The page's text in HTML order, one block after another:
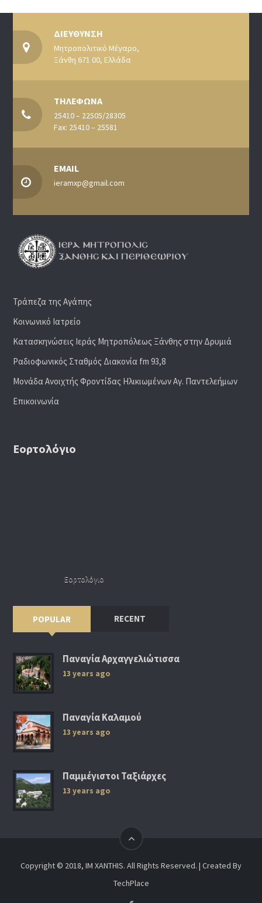
ΔΙΕΥΘΥΝΣΗ
Μητροπολιτικό Μέγαρο,
Ξάνθη 671 00, Ελλάδα
ΤΗΛΕΦΩΝΑ
25410 – 22505/28305
Fax: 25410 – 25581
EMAIL
ieramxp@gmail.com
Τράπεζα της Αγάπης
Κοινωνικό Ιατρείο
Κατασκηνώσεις Ιεράς Μητροπόλεως Ξάνθης στην Δρυμιά
Ραδιoφωνικός Σταθμός Διακονία fm 93,8
Μονάδα Ανοιχτής Φροντίδας Ηλικιωμένων Αγ. Παντελεήμων
Επικοινωνία
Εορτολόγιο
Εορτολόγιο
POPULAR RECENT
Παναγία Αρχαγγελιώτισσα
13 years ago
Παναγία Καλαμού
13 years ago
Παμμέγιστοι Ταξιάρχες
13 years ago
Copyright © 2018, IM XANTHIS. All Rights Reserved. | Created By
TechPlace